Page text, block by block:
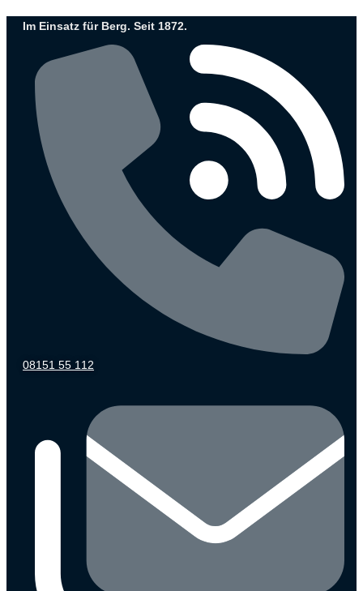
InhaltIm Einsatz für Berg. Seit 1872.
08151 55 112